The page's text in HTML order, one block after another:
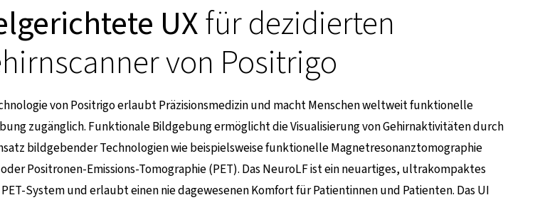
UXfür dezidierten
von Positrigo
von Positrigo erlaubt Präzisionsmedizin und macht Menschen weltweit funktionelle
zugänglich. Funktionale Bildgebung ermöglicht die Visualisierung von Gehirnaktivitäten durch
bildgebender Technologien wie beispielsweise funktionelle Magnetresonanztomographie
Positronen-Emissions-Tomographie (PET). Das NeuroLF ist ein neuartiges, ultrakompaktes
PET-System und erlaubt einen nie dagewesenen Komfort für Patientinnen und Patienten. Das UI